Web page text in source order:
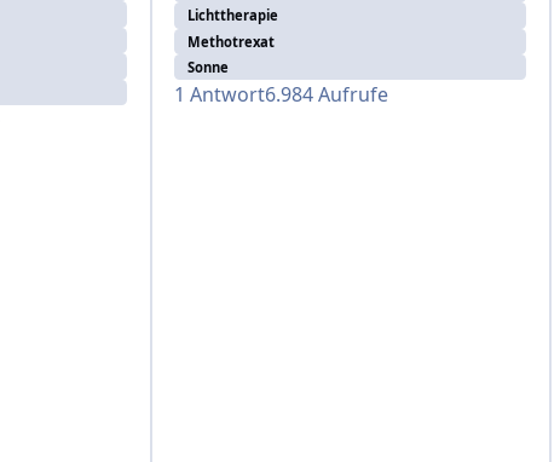
Lichttherapie
Methotrexat
Sonne
1 Antwort6.984Aufrufe